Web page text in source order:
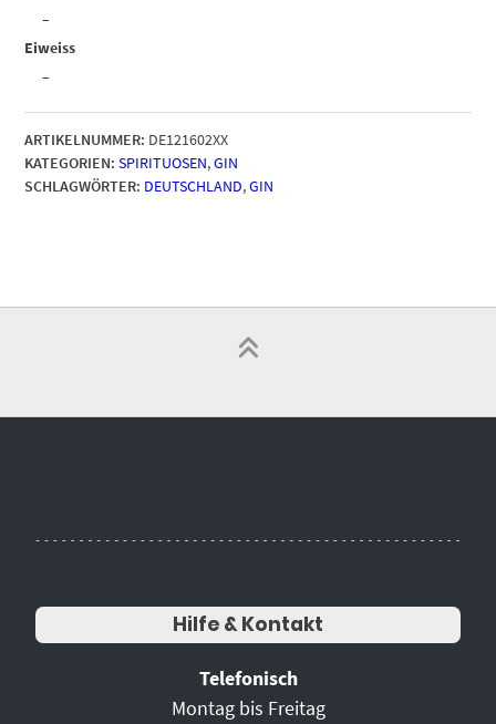
–
Eiweiss
–
ARTIKELNUMMER: DE121602XX
KATEGORIEN: SPIRITUOSEN,GIN
SCHLAGWÖRTER: DEUTSCHLAND,GIN
Hilfe & Kontakt
Telefonisch
Montag bis Freitag